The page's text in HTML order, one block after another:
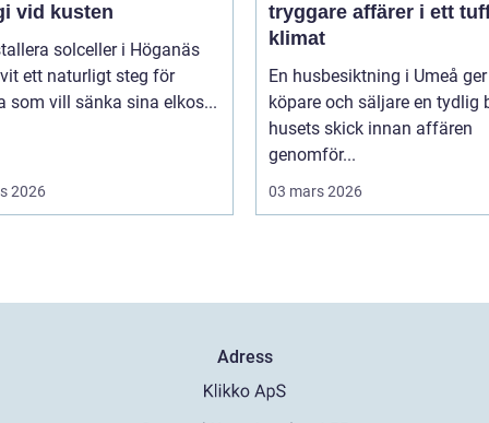
vid kusten
solceller i Höganäs
ett naturligt steg för
som vill sänka sina elkos...
2026
tryggare affärer i ett
klimat
En husbesiktning i Umeå ger
köpare och säljare en tydlig
husets skick innan affären
genomför...
03 mars 2026
Adress